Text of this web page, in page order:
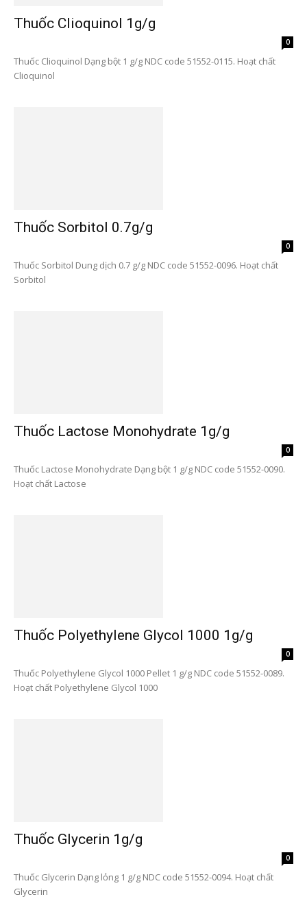
Thuốc Clioquinol 1g/g
0
Thuốc Clioquinol Dạng bột 1 g/g NDC code 51552-0115. Hoạt chất
Clioquinol
Thuốc Sorbitol 0.7g/g
0
Thuốc Sorbitol Dung dịch 0.7 g/g NDC code 51552-0096. Hoạt chất
Sorbitol
Thuốc Lactose Monohydrate 1g/g
0
Thuốc Lactose Monohydrate Dạng bột 1 g/g NDC code 51552-0090.
Hoạt chất Lactose
Thuốc Polyethylene Glycol 1000 1g/g
0
Thuốc Polyethylene Glycol 1000 Pellet 1 g/g NDC code 51552-0089.
Hoạt chất Polyethylene Glycol 1000
Thuốc Glycerin 1g/g
0
Thuốc Glycerin Dạng lỏng 1 g/g NDC code 51552-0094. Hoạt chất
Glycerin